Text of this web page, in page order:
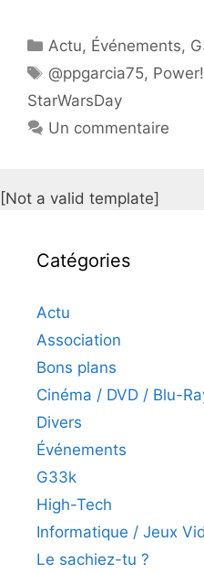
Catégories
Actu, Événements,
Étiquettes
@ppgarcia75, Power!
StarWarsDay
Un commentaire
[Not a valid template]
Catégories
Actu
Association
Bons plans
Cinéma / DVD / Blu-
Divers
Événements
G33k
High-Tech
Informatique / Jeux
Le sachiez-tu ?